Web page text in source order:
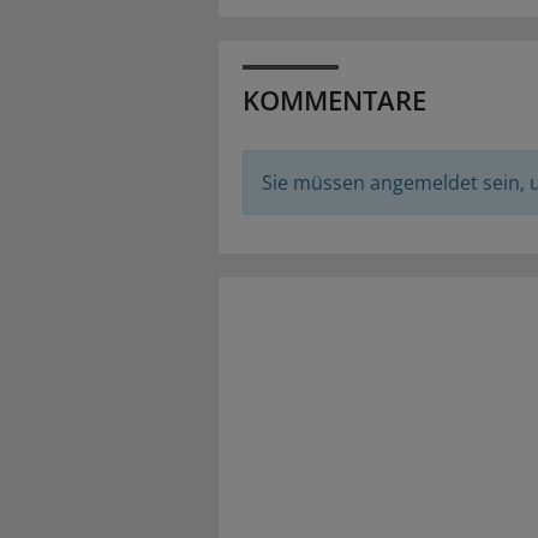
KOMMENTARE
Sie müssen angemeldet